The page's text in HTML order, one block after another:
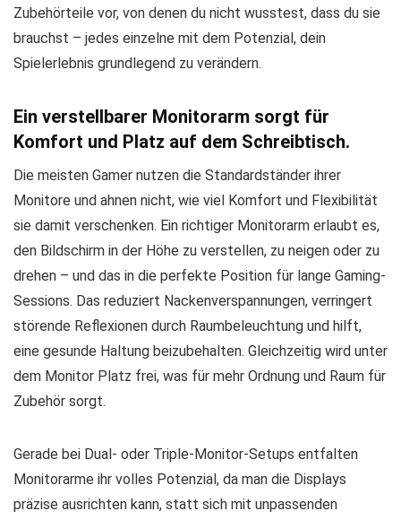
Zubehörteile vor, von denen du nicht wusstest, dass du sie
brauchst – jedes einzelne mit dem Potenzial, dein
Spielerlebnis grundlegend zu verändern.
Ein verstellbarer Monitorarm sorgt für
Komfort und Platz auf dem Schreibtisch.
Die meisten Gamer nutzen die Standardständer ihrer
Monitore und ahnen nicht, wie viel Komfort und Flexibilität
sie damit verschenken. Ein richtiger Monitorarm erlaubt es,
den Bildschirm in der Höhe zu verstellen, zu neigen oder zu
drehen – und das in die perfekte Position für lange Gaming-
Sessions. Das reduziert Nackenverspannungen, verringert
störende Reflexionen durch Raumbeleuchtung und hilft,
eine gesunde Haltung beizubehalten. Gleichzeitig wird unter
dem Monitor Platz frei, was für mehr Ordnung und Raum für
Zubehör sorgt.
Gerade bei Dual- oder Triple-Monitor-Setups entfalten
Monitorarme ihr volles Potenzial, da man die Displays
präzise ausrichten kann, statt sich mit unpassenden